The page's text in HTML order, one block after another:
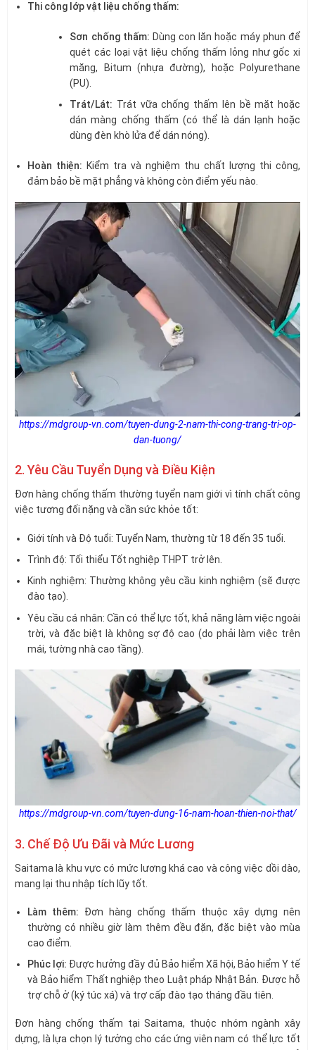
Thi công lớp vật liệu chống thấm:
Sơn chống thấm: Dùng con lăn hoặc máy phun để
quét các loại vật liệu chống thấm lỏng như gốc xi
măng, Bitum (nhựa đường), hoặc Polyurethane
(PU).
Trát/Lát: Trát vữa chống thấm lên bề mặt hoặc
dán màng chống thấm (có thể là dán lạnh hoặc
dùng đèn khò lửa để dán nóng).
Hoàn thiện: Kiểm tra và nghiệm thu chất lượng thi công,
đảm bảo bề mặt phẳng và không còn điểm yếu nào.
https://mdgroup-vn.com/tuyen-dung-2-nam-thi-cong-trang-tri-op-
dan-tuong/
2. Yêu Cầu Tuyển Dụng và Điều Kiện
Đơn hàng chống thấm thường tuyển nam giới vì tính chất công
việc tương đối nặng và cần sức khỏe tốt:
Giới tính và Độ tuổi: Tuyển Nam, thường từ 18 đến 35 tuổi.
Trình độ: Tối thiểu Tốt nghiệp THPT trở lên.
Kinh nghiệm: Thường không yêu cầu kinh nghiệm (sẽ được
đào tạo).
Yêu cầu cá nhân: Cần có thể lực tốt, khả năng làm việc ngoài
trời, và đặc biệt là không sợ độ cao (do phải làm việc trên
mái, tường nhà cao tầng).
https://mdgroup-vn.com/tuyen-dung-16-nam-hoan-thien-noi-that/
3. Chế Độ Ưu Đãi và Mức Lương
Saitama là khu vực có mức lương khá cao và công việc dồi dào,
mang lại thu nhập tích lũy tốt.
Làm thêm: Đơn hàng chống thấm thuộc xây dựng nên
thường có nhiều giờ làm thêm đều đặn, đặc biệt vào mùa
cao điểm.
Phúc lợi: Được hưởng đầy đủ Bảo hiểm Xã hội, Bảo hiểm Y tế
và Bảo hiểm Thất nghiệp theo Luật pháp Nhật Bản. Được hỗ
trợ chỗ ở (ký túc xá) và trợ cấp đào tạo tháng đầu tiên.
Đơn hàng chống thấm tại Saitama, thuộc nhóm ngành xây
dựng, là lựa chọn lý tưởng cho các ứng viên nam có thể lực tốt